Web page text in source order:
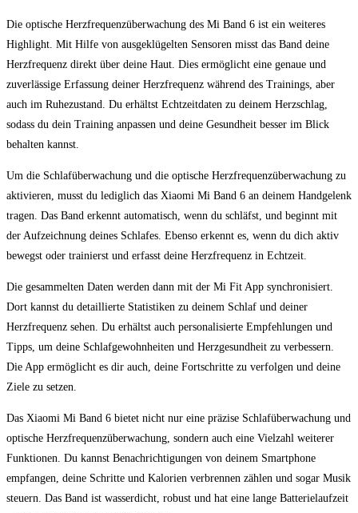
Die ⁢optische Herzfrequenzüberwachung des Mi Band 6‍ ist ​ein weiteres‌
Highlight. Mit ⁣Hilfe von ausgeklügelten Sensoren misst‍ das⁢ Band deine
Herzfrequenz direkt über ‍deine Haut. ⁤Dies ermöglicht ⁢eine genaue und
zuverlässige Erfassung deiner Herzfrequenz während ‍des⁢ Trainings,⁣ aber
auch im Ruhezustand. Du erhältst Echtzeitdaten zu deinem Herzschlag,
sodass du dein Training anpassen und deine Gesundheit ⁤besser im Blick
behalten⁣ kannst.
Um die ⁢Schlafüberwachung ‌und die optische Herzfrequenzüberwachung zu
aktivieren, musst du lediglich das ⁣Xiaomi Mi Band 6 an deinem Handgelenk
tragen. Das Band erkennt ​automatisch, wenn ​du ‌schläfst, und ⁢beginnt mit
der⁤ Aufzeichnung deines Schlafes. Ebenso erkennt ​es, wenn du dich aktiv‌
bewegst oder trainierst⁢ und erfasst ⁢deine Herzfrequenz in Echtzeit.
Die gesammelten Daten‌ werden dann mit der Mi Fit App synchronisiert.
Dort kannst du detaillierte ​Statistiken zu⁢ deinem Schlaf und deiner
Herzfrequenz sehen. Du erhältst auch⁢ personalisierte Empfehlungen und⁣
Tipps, um deine Schlafgewohnheiten und Herzgesundheit zu ‍verbessern.
Die⁣ App ermöglicht es dir auch,⁢ deine Fortschritte⁣ zu verfolgen und deine
Ziele zu setzen.
Das Xiaomi Mi Band 6 ⁢bietet nicht nur eine präzise Schlafüberwachung und
optische Herzfrequenzüberwachung, sondern auch eine Vielzahl weiterer
Funktionen. Du kannst Benachrichtigungen von deinem Smartphone
empfangen, deine Schritte ‍und Kalorien verbrennen zählen und sogar Musik
steuern. Das Band ist wasserdicht, robust und hat eine lange Batterielaufzeit⁣